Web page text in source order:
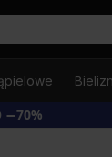
−70%